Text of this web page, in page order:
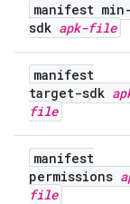
manifest
sdk apk-file
manifest
target-sdk
file
manifest
permissions
file